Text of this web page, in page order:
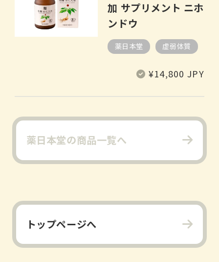
加 サプリメント ニホ
ンドウ
薬日本堂 虚弱体質
定 ¥14,800 JPY
薬日本堂の商品一覧へ
トップページへ